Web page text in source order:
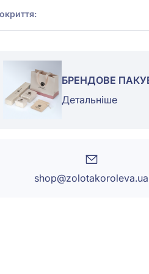
БРЕНДОВЕ
Детальніше
shop@zolotakoroleva.ua